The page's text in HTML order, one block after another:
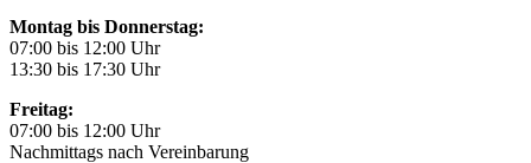
Montag bis Donnerstag:
07:00 bis 12:00 Uhr
13:30 bis 17:30 Uhr
Freitag:
07:00 bis 12:00 Uhr
Nachmittags nach Vereinbarung